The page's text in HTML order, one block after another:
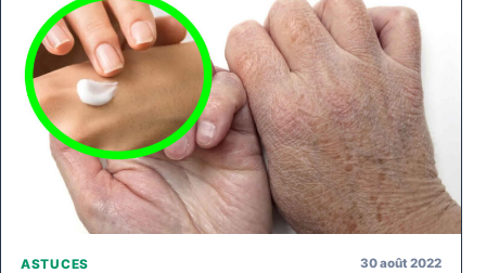
ASTUCES 30 août 2022